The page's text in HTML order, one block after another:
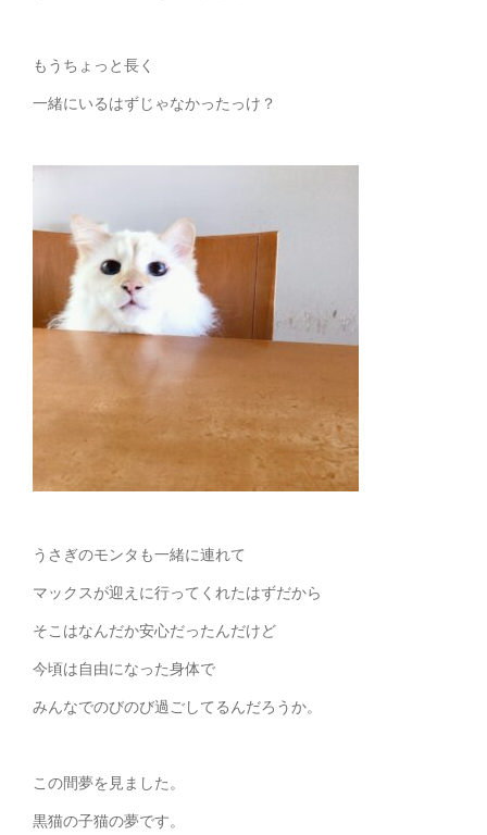
もうちょっと長く
一緒にいるはずじゃなかったっけ？
うさぎのモンタも一緒に連れて
マックスが迎えに行ってくれたはずだから
そこはなんだか安心だったんだけど
今頃は自由になった身体で
みんなでのびのび過ごしてるんだろうか。
この間夢を見ました。
黒猫の子猫の夢です。